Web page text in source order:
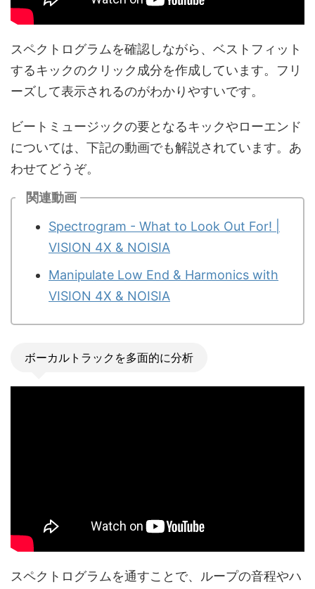
スペクトログラムを確認しながら、ベストフィット
するキックのクリック成分を作成しています。フリ
ーズして表示されるのがわかりやすいです。
ビートミュージックの要となるキックやローエンド
については、下記の動画でも解説されています。あ
わせてどうぞ。
関連動画
Spectrogram - What to Look Out For! |
VISION 4X & NOISIA
Manipulate Low End & Harmonics with
VISION 4X & NOISIA
ボーカルトラックを多面的に分析
スペクトログラムを通すことで、ループの音程やハ